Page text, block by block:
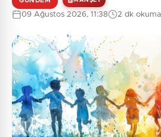
09 Ağustos 2026, 11:38 2 dk okuma